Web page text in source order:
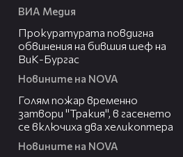
ВИА Медия
Прокуратурата повдигна
обвинения на бившия шеф на
ВиК-Бургас
Новините на NOVA
Голям пожар временно
затвори "Тракия", в гасенето
се включиха два хеликоптера
Новините на NOVA